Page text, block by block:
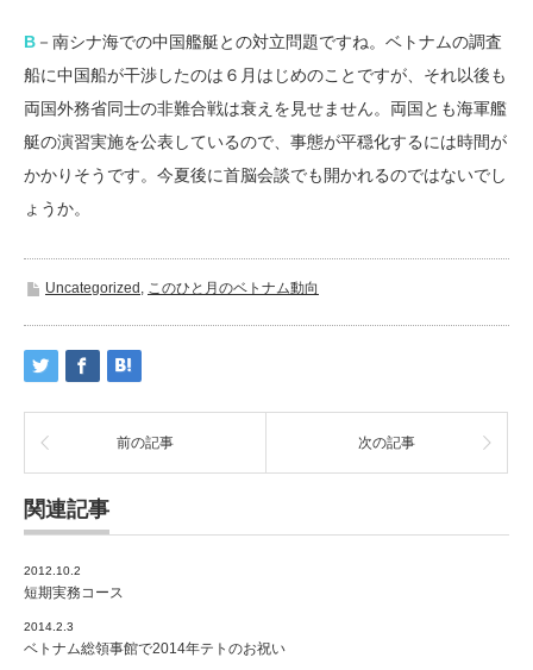
B －南シナ海での中国艦艇との対立問題ですね。ベトナムの調査
船に中国船が干渉したのは６月はじめのことですが、それ以後も
両国外務省同士の非難合戦は衰えを見せません。両国とも海軍艦
艇の演習実施を公表しているので、事態が平穏化するには時間が
かかりそうです。今夏後に首脳会談でも開かれるのではないでし
ょうか。
Uncategorized , このひと月のベトナム動向
前の記事 次の記事
関連記事
2012.10.2
短期実務コース
2014.2.3
ベトナム総領事館で2014年テトのお祝い